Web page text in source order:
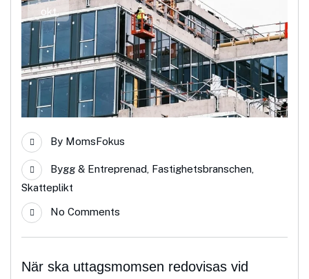
okt
By MomsFokus
Bygg & Entreprenad, Fastighetsbranschen,
Skatteplikt
No Comments
När ska uttagsmomsen redovisas vid